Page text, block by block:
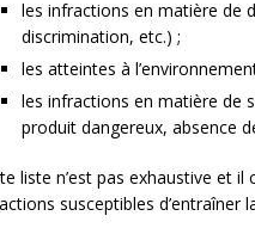
les infractions en matière de
discrimination, etc.) ;
les atteintes à
les infractions en matière de
produit dangereux, absence
liste n’est pas exhaustive et
susceptibles d’entraîner